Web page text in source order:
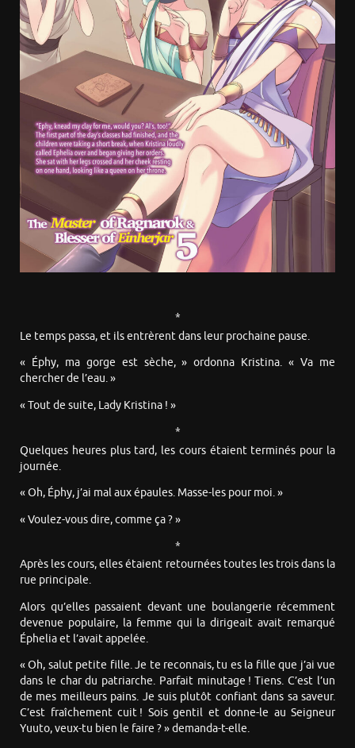
*
Le temps passa, et ils entrèrent dans leur prochaine pause.
« Éphy, ma gorge est sèche, » ordonna Kristina. « Va me
chercher de l’eau. »
« Tout de suite, Lady Kristina ! »
*
Quelques heures plus tard, les cours étaient terminés pour la
journée.
« Oh, Éphy, j’ai mal aux épaules. Masse-les pour moi. »
« Voulez-vous dire, comme ça ? »
*
Après les cours, elles étaient retournées toutes les trois dans la
rue principale.
Alors qu’elles passaient devant une boulangerie récemment
devenue populaire, la femme qui la dirigeait avait remarqué
Éphelia et l’avait appelée.
« Oh, salut petite fille. Je te reconnais, tu es la fille que j’ai vue
dans le char du patriarche. Parfait minutage ! Tiens. C’est l’un
de mes meilleurs pains. Je suis plutôt confiant dans sa saveur.
C’est fraîchement cuit ! Sois gentil et donne-le au Seigneur
Yuuto, veux-tu bien le faire ? » demanda-t-elle.